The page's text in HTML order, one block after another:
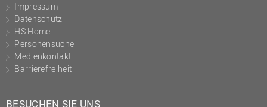
Impressum
Datenschutz
HS Home
Personensuche
Medienkontakt
Barrierefreiheit
BESUCHEN SIE UNS